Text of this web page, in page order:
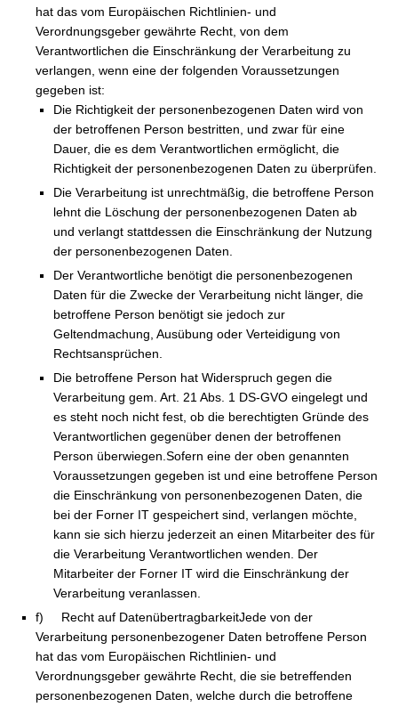
hat das vom Europäischen Richtlinien- und
Verordnungsgeber gewährte Recht, von dem
Verantwortlichen die Einschränkung der Verarbeitung zu
verlangen, wenn eine der folgenden Voraussetzungen
gegeben ist:
Die Richtigkeit der personenbezogenen Daten wird von
der betroffenen Person bestritten, und zwar für eine
Dauer, die es dem Verantwortlichen ermöglicht, die
Richtigkeit der personenbezogenen Daten zu überprüfen.
Die Verarbeitung ist unrechtmäßig, die betroffene Person
lehnt die Löschung der personenbezogenen Daten ab
und verlangt stattdessen die Einschränkung der Nutzung
der personenbezogenen Daten.
Der Verantwortliche benötigt die personenbezogenen
Daten für die Zwecke der Verarbeitung nicht länger, die
betroffene Person benötigt sie jedoch zur
Geltendmachung, Ausübung oder Verteidigung von
Rechtsansprüchen.
Die betroffene Person hat Widerspruch gegen die
Verarbeitung gem. Art. 21 Abs. 1 DS-GVO eingelegt und
es steht noch nicht fest, ob die berechtigten Gründe des
Verantwortlichen gegenüber denen der betroffenen
Person überwiegen.Sofern eine der oben genannten
Voraussetzungen gegeben ist und eine betroffene Person
die Einschränkung von personenbezogenen Daten, die
bei der Forner IT gespeichert sind, verlangen möchte,
kann sie sich hierzu jederzeit an einen Mitarbeiter des für
die Verarbeitung Verantwortlichen wenden. Der
Mitarbeiter der Forner IT wird die Einschränkung der
Verarbeitung veranlassen.
f) Recht auf DatenübertragbarkeitJede von der
Verarbeitung personenbezogener Daten betroffene Person
hat das vom Europäischen Richtlinien- und
Verordnungsgeber gewährte Recht, die sie betreffenden
personenbezogenen Daten, welche durch die betroffene